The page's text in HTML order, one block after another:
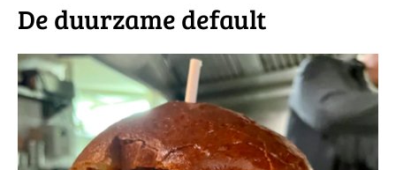
De duurzame default